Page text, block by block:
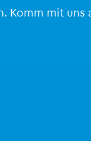
Komm mit